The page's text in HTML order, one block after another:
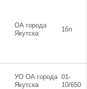
ОА города
Якутска
16п
УО ОА города
Якутска
01-
10/650